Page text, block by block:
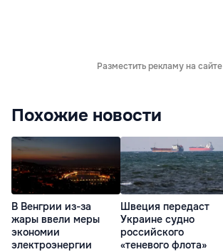
Разместить рекламу на сайте
Похожие новости
В Венгрии из-за
жары ввели меры
экономии
электроэнергии
Швеция передаст
Украине судно
российского
«теневого флота»